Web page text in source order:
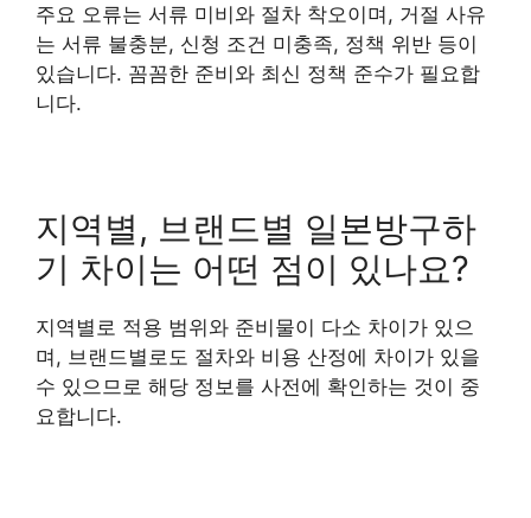
주요 오류는 서류 미비와 절차 착오이며, 거절 사유
는 서류 불충분, 신청 조건 미충족, 정책 위반 등이
있습니다. 꼼꼼한 준비와 최신 정책 준수가 필요합
니다.
지역별, 브랜드별 일본방구하
기 차이는 어떤 점이 있나요?
지역별로 적용 범위와 준비물이 다소 차이가 있으
며, 브랜드별로도 절차와 비용 산정에 차이가 있을
수 있으므로 해당 정보를 사전에 확인하는 것이 중
요합니다.